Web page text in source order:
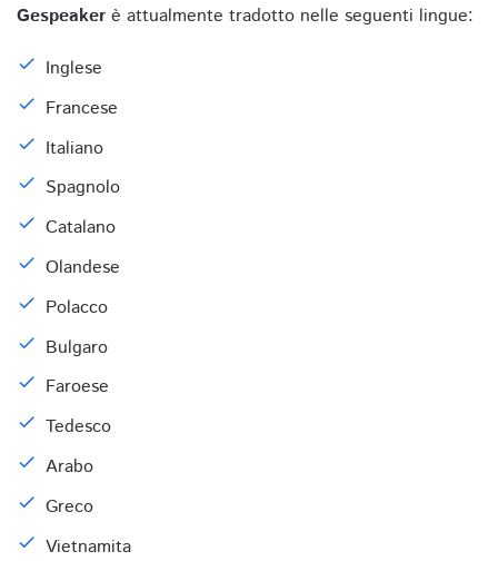
Gespeaker è attualmente tradotto nelle seguenti lingue:
Inglese
Francese
Italiano
Spagnolo
Catalano
Olandese
Polacco
Bulgaro
Faroese
Tedesco
Arabo
Greco
Vietnamita